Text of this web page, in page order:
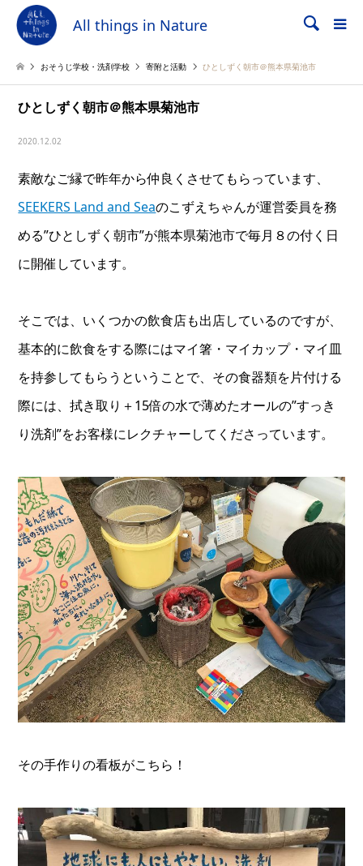
All things in Nature 検索
おそうじ学校・洗剤学校 寄附と活動 ひとしずく朝市＠熊本県菊池市
ひとしずく朝市＠熊本県菊池市
2020.12.02
素敵なご縁で昨年から仲良くさせてもらっています、
SEEKERS Land and Seaのこずえちゃんが運営委員を務
める”ひとしずく朝市”が熊本県菊池市で毎月８の付く日
に開催しています。
そこでは、いくつかの飲食店も出店しているのですが、
基本的に飲食をする際にはマイ箸・マイカップ・マイ皿
を持参してもらうということで、その食器類を片付ける
際には、拭き取り＋15倍の水で薄めたオールの”すっき
り洗剤”をお客様にレクチャーしてくださっています。
その手作りの看板がこちら！